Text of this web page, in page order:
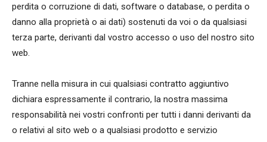
perdita o corruzione di dati, software o database, o perdita o
danno alla proprietà o ai dati) sostenuti da voi o da qualsiasi
terza parte, derivanti dal vostro accesso o uso del nostro sito
web.
Tranne nella misura in cui qualsiasi contratto aggiuntivo
dichiara espressamente il contrario, la nostra massima
responsabilità nei vostri confronti per tutti i danni derivanti da
o relativi al sito web o a qualsiasi prodotto e servizio